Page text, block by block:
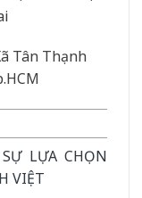
Tân Thạnh
LỰA CHỌN
VIỆT